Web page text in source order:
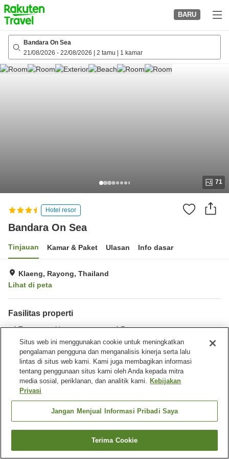
to
top
page
BARU
Bandara On Sea
21/08/2026 - 22/08/2026 2 tamu 1 kamar
71
Hotel resor
Bandara On Sea
Tinjauan Kamar & Paket Ulasan Info dasar
Klaeng, Rayong, Thailand
Lihat di peta
Fasilitas properti
Tempat parkir
Restoran
Bar
Benar-benar bebas rokok
Beranda Thailand Rayong Klaeng Bandara On Sea
Cari kamar
Situs web ini menggunakan cookie untuk meningkatkan
pengalaman pengguna dan menganalisis kinerja serta lalu
lintas di situs web kami. Kami juga membagikan informasi
tentang penggunaan situs kami oleh Anda kepada mitra
media sosial, periklanan, dan analitik kami. Kebijakan
Privasi
Jangan Menjual Informasi Pribadi Saya
Terima Cookie